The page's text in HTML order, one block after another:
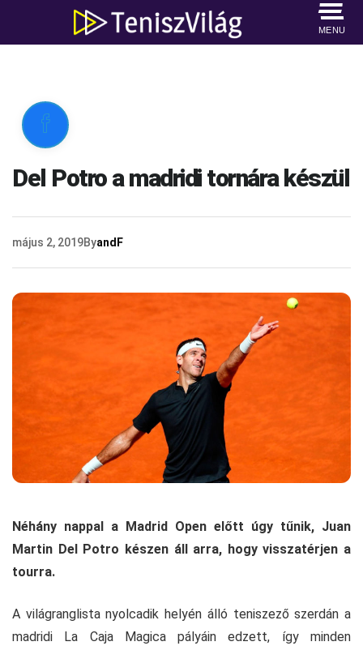
MENU

Del Potro a madridi tornára készül
május 2, 2019ByandF
Néhány nappal a Madrid Open előtt úgy tűnik, Juan
Martin Del Potro készen áll arra, hogy visszatérjen a
tourra.
A világranglista nyolcadik helyén álló teniszező szerdán a
madridi La Caja Magica pályáin edzett, így minden